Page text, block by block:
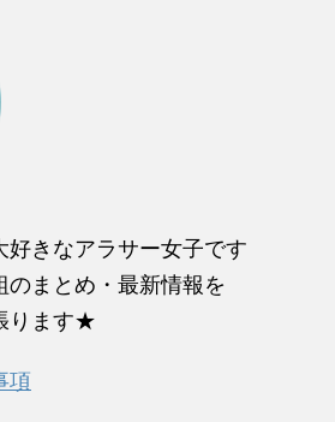
好きなアラサー女子です
のまとめ・最新情報を
ります★
項